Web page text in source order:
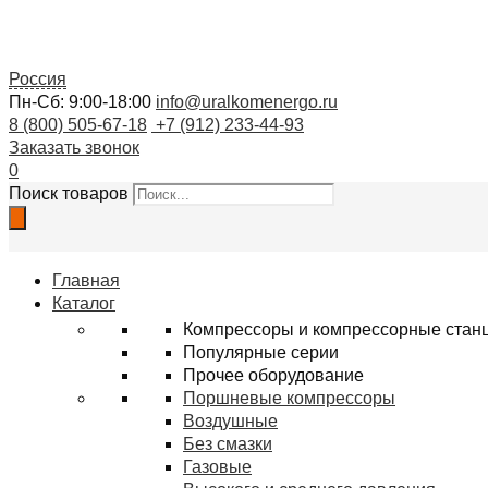
Россия
Пн-Сб: 9:00-18:00 info@uralkomenergo.ru
8 (800) 505-67-18 +7 (912) 233-44-93
Заказать звонок
0
Поиск товаров
Главная
Каталог
Компрессоры и компрессорные
Популярные серии
Прочее оборудование
Поршневые компрессоры
Воздушные
Без смазки
Газовые